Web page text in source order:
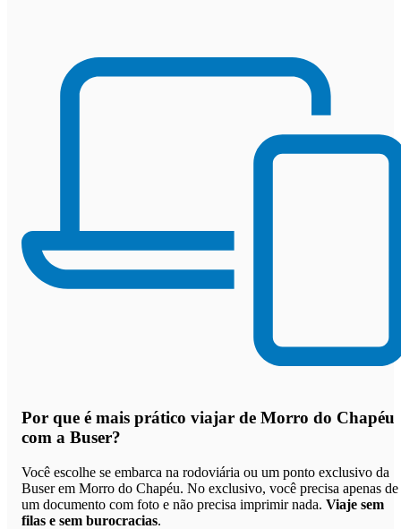
Por que é mais prático viajar de Morro do Chapéu
com a Buser?
Você escolhe se embarca na rodoviária ou um ponto exclusivo da
Buser em Morro do Chapéu. No exclusivo, você precisa apenas de
um documento com foto e não precisa imprimir nada. Viaje sem
filas e sem burocracias.